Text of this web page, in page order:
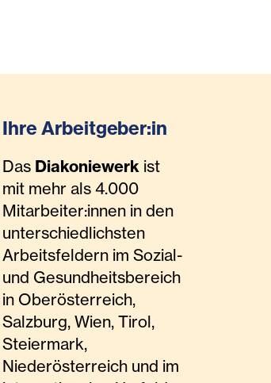
Ihre Arbeitgeber:in
Das Diakoniewerk ist
mit mehr als 4.000
Mitarbeiter:innen in den
unterschiedlichsten
Arbeitsfeldern im Sozial-
und Gesundheitsbereich
in Oberösterreich,
Salzburg, Wien, Tirol,
Steiermark,
Niederösterreich und im